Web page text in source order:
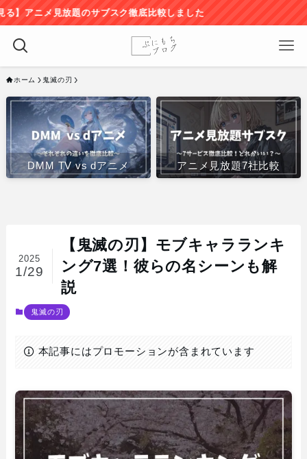
題のサブスク徹底比較しました
ホーム 鬼滅の刃
DMM TV vs dアニメ アニメ見放題7社比較
【鬼滅の刃】モブキャラランキ
ング7選！彼らの名シーンも解
説
2025
1/29
鬼滅の刃
本記事にはプロモーションが含まれています